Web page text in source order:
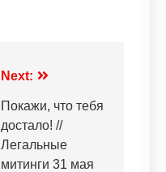
Next:
Покажи, что тебя
достало! //
Легальные
митинги 31 мая